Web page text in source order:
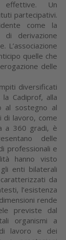
effettive. Un
partecipativi.
come la
di derivazione
L’associazione
quelle che
delle
diversificati
la Cadiprof, alla
al sostegno al
di lavoro, come
a 360 gradi, è
delle
professionali e
hanno visto
enti bilaterali
da
l’esistenza
rende
previste dal
organismi a
lavoro e dei